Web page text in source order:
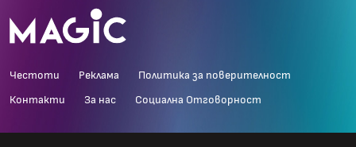
Честоти Реклама Политика за поверителност
Контакти За нас Социална Отговорност